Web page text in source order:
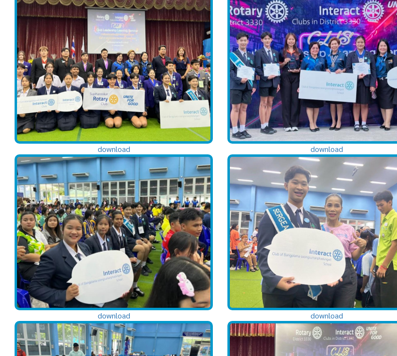
download download
download download